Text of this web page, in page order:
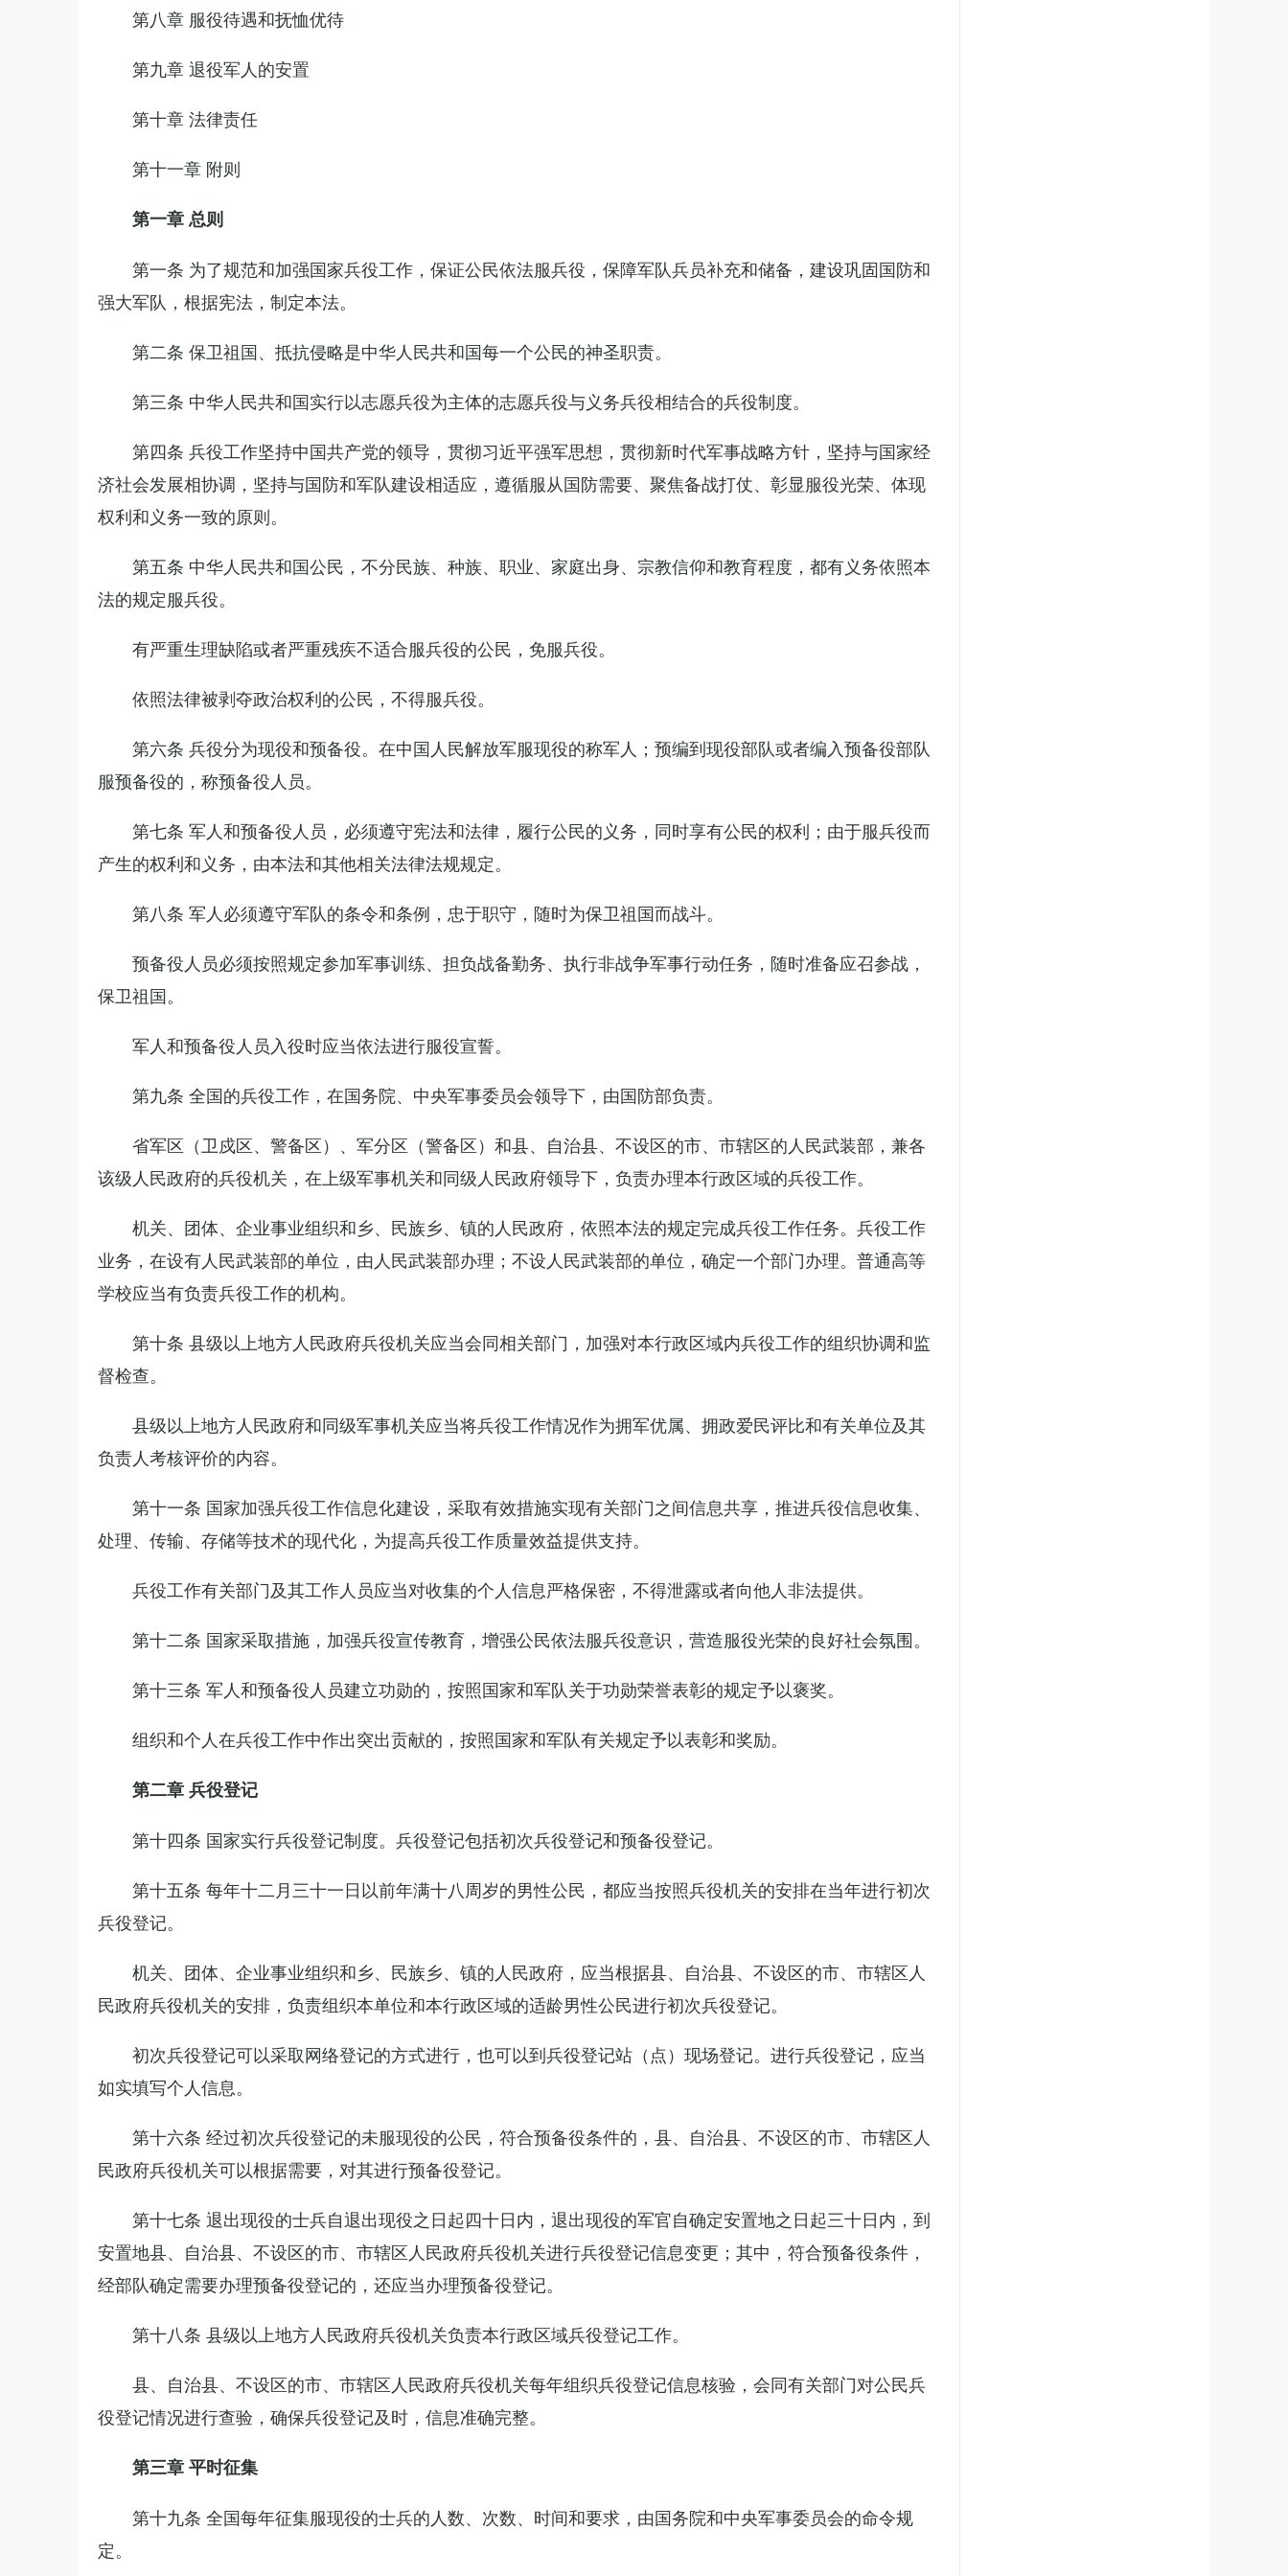
第八章 服役待遇和抚恤优待
第九章 退役军人的安置
第十章 法律责任
第十一章 附则
第一章 总则
第一条 为了规范和加强国家兵役工作，保证公民依法服兵役，保障军队兵员补充和储备，建设巩固国防和
强大军队，根据宪法，制定本法。
第二条 保卫祖国、抵抗侵略是中华人民共和国每一个公民的神圣职责。
第三条 中华人民共和国实行以志愿兵役为主体的志愿兵役与义务兵役相结合的兵役制度。
第四条 兵役工作坚持中国共产党的领导，贯彻习近平强军思想，贯彻新时代军事战略方针，坚持与国家经
济社会发展相协调，坚持与国防和军队建设相适应，遵循服从国防需要、聚焦备战打仗、彰显服役光荣、体现
权利和义务一致的原则。
第五条 中华人民共和国公民，不分民族、种族、职业、家庭出身、宗教信仰和教育程度，都有义务依照本
法的规定服兵役。
有严重生理缺陷或者严重残疾不适合服兵役的公民，免服兵役。
依照法律被剥夺政治权利的公民，不得服兵役。
第六条 兵役分为现役和预备役。在中国人民解放军服现役的称军人；预编到现役部队或者编入预备役部队
服预备役的，称预备役人员。
第七条 军人和预备役人员，必须遵守宪法和法律，履行公民的义务，同时享有公民的权利；由于服兵役而
产生的权利和义务，由本法和其他相关法律法规规定。
第八条 军人必须遵守军队的条令和条例，忠于职守，随时为保卫祖国而战斗。
预备役人员必须按照规定参加军事训练、担负战备勤务、执行非战争军事行动任务，随时准备应召参战，
保卫祖国。
军人和预备役人员入役时应当依法进行服役宣誓。
第九条 全国的兵役工作，在国务院、中央军事委员会领导下，由国防部负责。
省军区（卫戍区、警备区）、军分区（警备区）和县、自治县、不设区的市、市辖区的人民武装部，兼各
该级人民政府的兵役机关，在上级军事机关和同级人民政府领导下，负责办理本行政区域的兵役工作。
机关、团体、企业事业组织和乡、民族乡、镇的人民政府，依照本法的规定完成兵役工作任务。兵役工作
业务，在设有人民武装部的单位，由人民武装部办理；不设人民武装部的单位，确定一个部门办理。普通高等
学校应当有负责兵役工作的机构。
第十条 县级以上地方人民政府兵役机关应当会同相关部门，加强对本行政区域内兵役工作的组织协调和监
督检查。
县级以上地方人民政府和同级军事机关应当将兵役工作情况作为拥军优属、拥政爱民评比和有关单位及其
负责人考核评价的内容。
第十一条 国家加强兵役工作信息化建设，采取有效措施实现有关部门之间信息共享，推进兵役信息收集、
处理、传输、存储等技术的现代化，为提高兵役工作质量效益提供支持。
兵役工作有关部门及其工作人员应当对收集的个人信息严格保密，不得泄露或者向他人非法提供。
第十二条 国家采取措施，加强兵役宣传教育，增强公民依法服兵役意识，营造服役光荣的良好社会氛围。
第十三条 军人和预备役人员建立功勋的，按照国家和军队关于功勋荣誉表彰的规定予以褒奖。
组织和个人在兵役工作中作出突出贡献的，按照国家和军队有关规定予以表彰和奖励。
第二章 兵役登记
第十四条 国家实行兵役登记制度。兵役登记包括初次兵役登记和预备役登记。
第十五条 每年十二月三十一日以前年满十八周岁的男性公民，都应当按照兵役机关的安排在当年进行初次
兵役登记。
机关、团体、企业事业组织和乡、民族乡、镇的人民政府，应当根据县、自治县、不设区的市、市辖区人
民政府兵役机关的安排，负责组织本单位和本行政区域的适龄男性公民进行初次兵役登记。
初次兵役登记可以采取网络登记的方式进行，也可以到兵役登记站（点）现场登记。进行兵役登记，应当
如实填写个人信息。
第十六条 经过初次兵役登记的未服现役的公民，符合预备役条件的，县、自治县、不设区的市、市辖区人
民政府兵役机关可以根据需要，对其进行预备役登记。
第十七条 退出现役的士兵自退出现役之日起四十日内，退出现役的军官自确定安置地之日起三十日内，到
安置地县、自治县、不设区的市、市辖区人民政府兵役机关进行兵役登记信息变更；其中，符合预备役条件，
经部队确定需要办理预备役登记的，还应当办理预备役登记。
第十八条 县级以上地方人民政府兵役机关负责本行政区域兵役登记工作。
县、自治县、不设区的市、市辖区人民政府兵役机关每年组织兵役登记信息核验，会同有关部门对公民兵
役登记情况进行查验，确保兵役登记及时，信息准确完整。
第三章 平时征集
第十九条 全国每年征集服现役的士兵的人数、次数、时间和要求，由国务院和中央军事委员会的命令规
定。